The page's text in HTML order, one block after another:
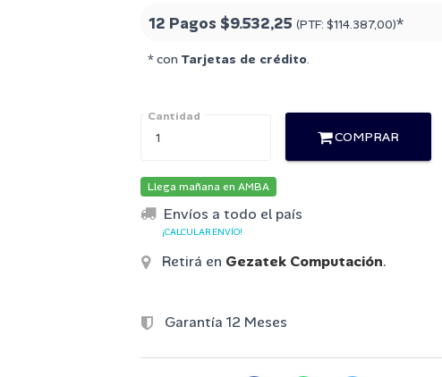
12 Pagos $9.532,25 (PTF: $114.387,00)*
* con Tarjetas de crédito
Cantidad
COMPRAR
Llega mañana en AMBA
Envíos a todo el país
¡CALCULAR ENVÍO!
Retirá en Gezatek Computación.
Garantía 12 Meses